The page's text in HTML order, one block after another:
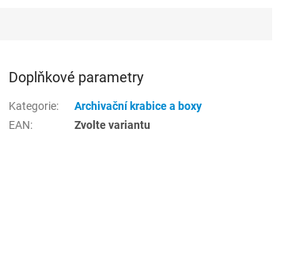
Doplňkové parametry
Kategorie:
Archivační krabice a boxy
EAN: Zvolte variantu